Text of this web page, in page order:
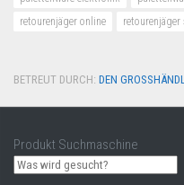
retourenjäger online
retourenjäger
BETREUT DURCH: DEN
Produkt Suchmaschine